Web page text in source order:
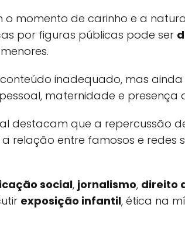
o momento de carinho e a
por figuras públicas pode ser
inadequado, mas ainda
maternidade e presença
destacam que a repercussão
relação entre famosos e redes
social, jornalismo, direito
exposição infantil, ética na